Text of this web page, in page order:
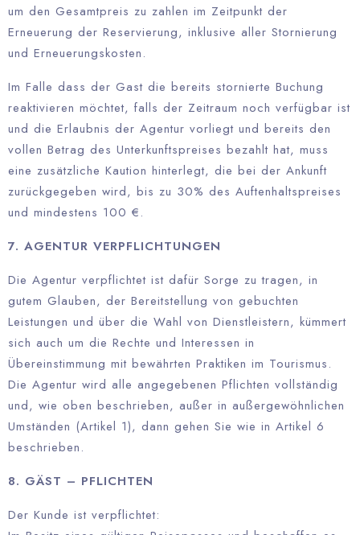
um den Gesamtpreis zu zahlen im Zeitpunkt der
Erneuerung der Reservierung, inklusive aller Stornierung
und Erneuerungskosten.
Im Falle dass der Gast die bereits stornierte Buchung
reaktivieren möchtet, falls der Zeitraum noch verfügbar ist
und die Erlaubnis der Agentur vorliegt und bereits den
vollen Betrag des Unterkunftspreises bezahlt hat, muss
eine zusätzliche Kaution hinterlegt, die bei der Ankunft
zurückgegeben wird, bis zu 30% des Auftenhaltspreises
und mindestens 100 €.
7. AGENTUR VERPFLICHTUNGEN
Die Agentur verpflichtet ist dafür Sorge zu tragen, in
gutem Glauben, der Bereitstellung von gebuchten
Leistungen und über die Wahl von Dienstleistern, kümmert
sich auch um die Rechte und Interessen in
Übereinstimmung mit bewährten Praktiken im Tourismus.
Die Agentur wird alle angegebenen Pflichten vollständig
und, wie oben beschrieben, außer in außergewöhnlichen
Umständen (Artikel 1), dann gehen Sie wie in Artikel 6
beschrieben.
8. GÄST – PFLICHTEN
Der Kunde ist verpflichtet: